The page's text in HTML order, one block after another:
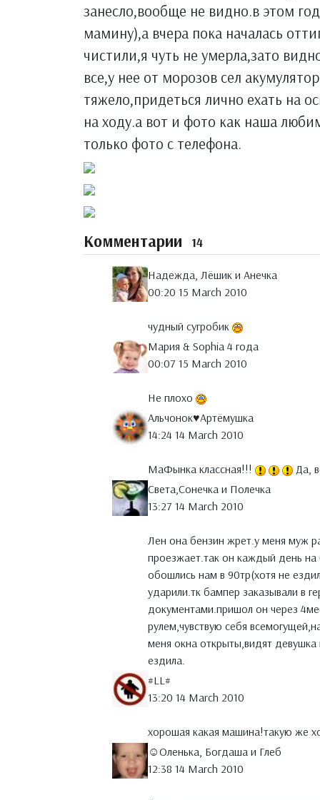
занесло,вообще не видно.в этом
мамину),а вчера пока началась
чистили,я чуть не умерла,зато
все,у нее от морозов сел
тяжело,придеться лично ехать на
на ходу.а вот и фото как наша
только фото с телефона.
Комментарии 14
Надежда, Лёшик и Анечка
00:20 15 March 2010
чудный сугробик
Мария & Sophia 4 года
00:07 15 March 2010
Не плохо
Альчонок♥Артёмушка
14:24 14 March 2010
МаФынка классная!!!
Да,
Света,Сонечка и Полечка
13:27 14 March 2010
Лен она бензин жрет.у меня муж
проезжает.так он каждый день на
обошлись нам в 90тр(хотя не
ударили.тк бампер заказывали в
документами.пришол он через
рулем,чувствую себя
меня окна открыты,видят
ездила.
#LL#
13:20 14 March 2010
хорошая какая машина!такую же
☺Оленька, Богдаша и Глеб
12:38 14 March 2010